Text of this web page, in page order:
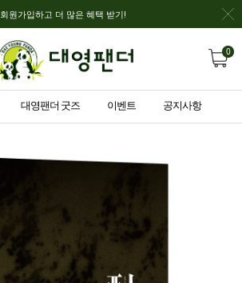
회원가입하고 더 많은 혜택 받기!
0
대영팬더 굿즈 이벤트 공지사항